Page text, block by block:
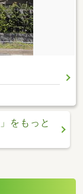
」をもっと